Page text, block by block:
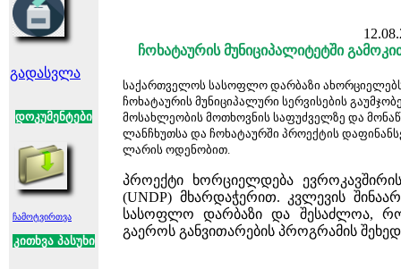
გადასვლა
დოკუმენტები
ჩამოტვირთვა
კითხვა პასუხი
ჩოხატაურის მუნიციპალიტეტში
საქართველოს სასოფლო დარბაზი
ჩოხატაურის მუნიციპალური სერვისების
მოსახლეობის მოთხოვნის საფუძველზე და
ლანჩხუთსა და ჩოხატაურში პროექტის
ლარის ოდენობით.
პროექტი ხორციელდება
(UNDP) მხარდაჭერით. კვლევის
სასოფლო დარბაზი და შესაძლოა,
გაეროს განვითარების პროგრამის